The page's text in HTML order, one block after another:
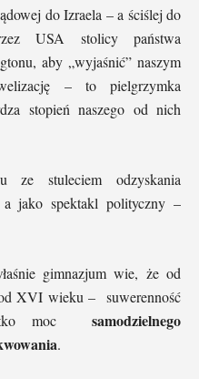
do Izraela – a ściślej do
USA stolicy państwa
aby „wyjaśnić” naszym
– to pielgrzymka
stopień naszego od nich
ze stuleciem odzyskania
a jako spektakl polityczny –
gimnazjum wie, że od
XVI wieku – suwerenność
moc samodzielnego
.